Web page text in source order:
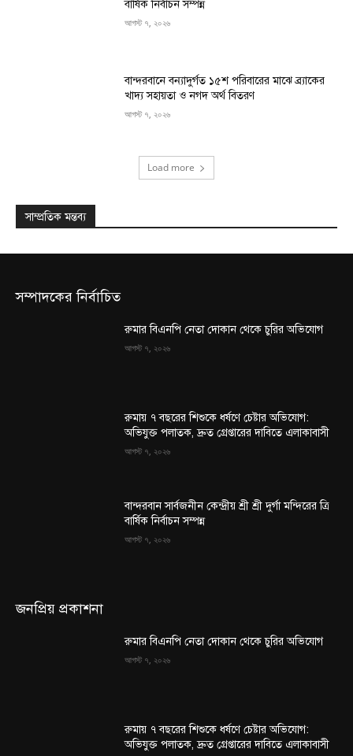
বার্ষিক নির্বাচন সম্পন্ন
আগস্ট ৭, ২০২৬
বান্দরবানে বন্যাদুর্গত ১৫শ পরিবারের মাঝে ব্র্যাকের
খাদ্য সহায়তা ও নগদ অর্থ বিতরণ
আগস্ট ৭, ২০২৬
Load more
সাম্প্রতিক মন্তব্য
সম্পাদকের নির্বাচিত
রুমার বিএনপি নেতা দোকান থেকে চুরির অভিযোগ
আগস্ট ৭, ২০২৬
রুমায় ৭ বছরের শিশুকে ধর্ষণে চেষ্টার অভিযোগ:
অভিযুক্ত পলাতক, দ্রুত গ্রেপ্তারের দাবিতে এলাকাবাসী
আগস্ট ৭, ২০২৬
বান্দরবান সার্বজনীন কেন্দ্রীয় শ্রী শ্রী দুর্গা মন্দিরের ত্রি
বার্ষিক নির্বাচন সম্পন্ন
আগস্ট ৭, ২০২৬
জনপ্রিয় প্রকাশনা
রুমার বিএনপি নেতা দোকান থেকে চুরির অভিযোগ
আগস্ট ৭, ২০২৬
রুমায় ৭ বছরের শিশুকে ধর্ষণে চেষ্টার অভিযোগ:
অভিযুক্ত পলাতক, দ্রুত গ্রেপ্তারের দাবিতে এলাকাবাসী